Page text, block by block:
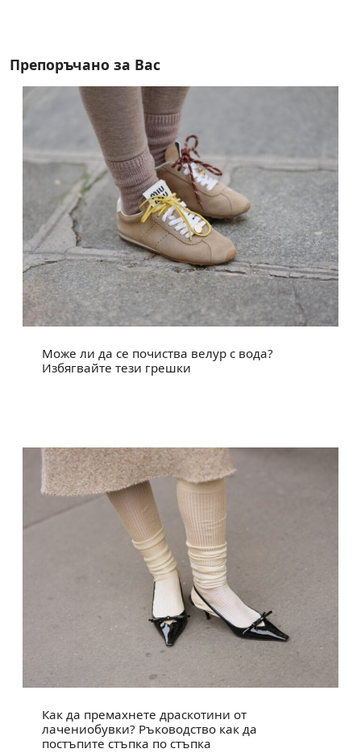
Препоръчано за Вас
Може ли да се почиства велур с вода?
Избягвайте тези грешки
Как да премахнете драскотини от
лачениобувки? Ръководство как да
постъпите стъпка по стъпка